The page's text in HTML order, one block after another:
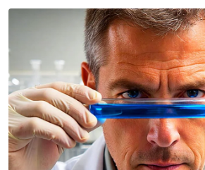
Hiburan
Karya, jasa Cik
hidup dalam
seni - Seniman
Hiburan
Pemergian Cik
besar dunia seni
Fadhli